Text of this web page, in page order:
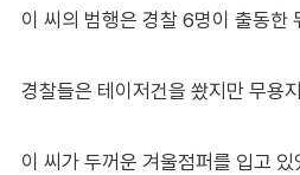
이 씨의 범행은 경찰 6명이 출동한
경찰들은 테이저건을 쐈지만 무용
이 씨가 두꺼운 겨울점퍼를 입고